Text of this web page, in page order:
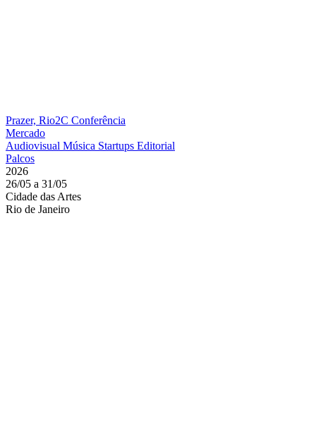
Prazer, Rio2C Conferência
Mercado
Audiovisual Música Startups Editorial
Palcos
2026
26/05 a 31/05
Cidade das Artes
Rio de Janeiro